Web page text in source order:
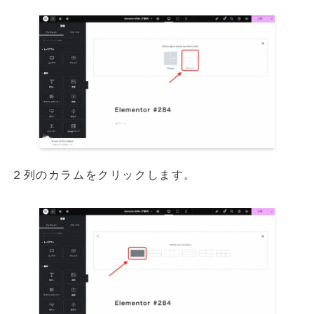
２列のカラムをクリックします。